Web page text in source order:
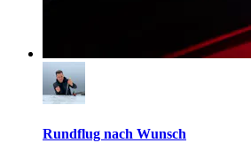
Rundflug nach Wunsch